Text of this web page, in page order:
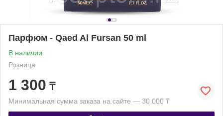
Парфюм - Qaed Al Fursan 50 ml
В наличии
Розница
1 300 ₸
Минимальная сумма заказа на сайте — 30 000 ₸